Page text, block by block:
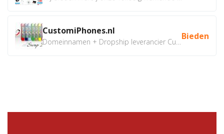
CustomiPhones.nl Bieden